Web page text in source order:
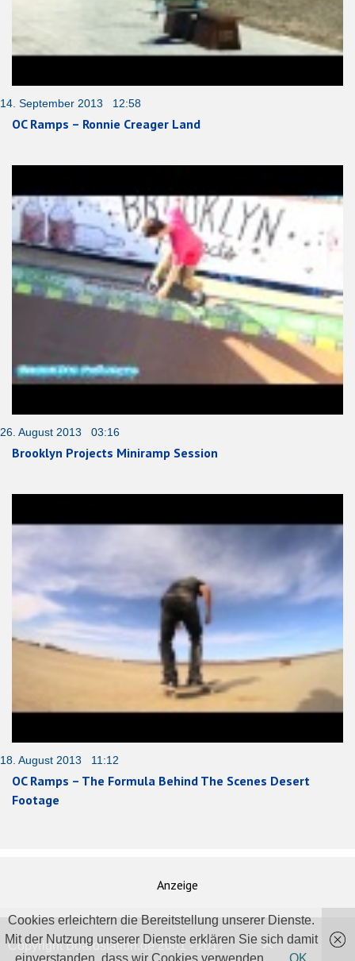
14. September 2013 12:58
OC Ramps – Ronnie Creager Land
26. August 2013 03:16
Brooklyn Projects Miniramp Session
18. August 2013 11:12
OC Ramps – The Formula Behind The Scenes Desert
Footage
Anzeige
Copyright Boardstation.de 2001 - 2017
Cookies erleichtern die Bereitstellung unserer Dienste.
Mit der Nutzung unserer Dienste erklären Sie sich damit
einverstanden, dass wir Cookies verwenden.
OK